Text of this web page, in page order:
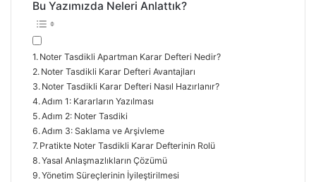
Bu Yazımızda Neleri Anlattık?
Noter Tasdikli Apartman Karar Defteri Nedir?
Noter Tasdikli Karar Defteri Avantajları
Noter Tasdikli Karar Defteri Nasıl Hazırlanır?
Adım 1: Kararların Yazılması
Adım 2: Noter Tasdiki
Adım 3: Saklama ve Arşivleme
Pratikte Noter Tasdikli Karar Defterinin Rolü
Yasal Anlaşmazlıkların Çözümü
Yönetim Süreçlerinin İyileştirilmesi